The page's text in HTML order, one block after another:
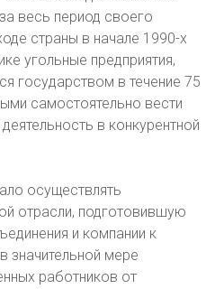
весь период своего
страны в начале 1990-х
угольные предприятия,
государством в течение 75
самостоятельно вести
в конкурентной
осуществлять
отрасли, подготовившую
и компании к
значительной мере
работников от